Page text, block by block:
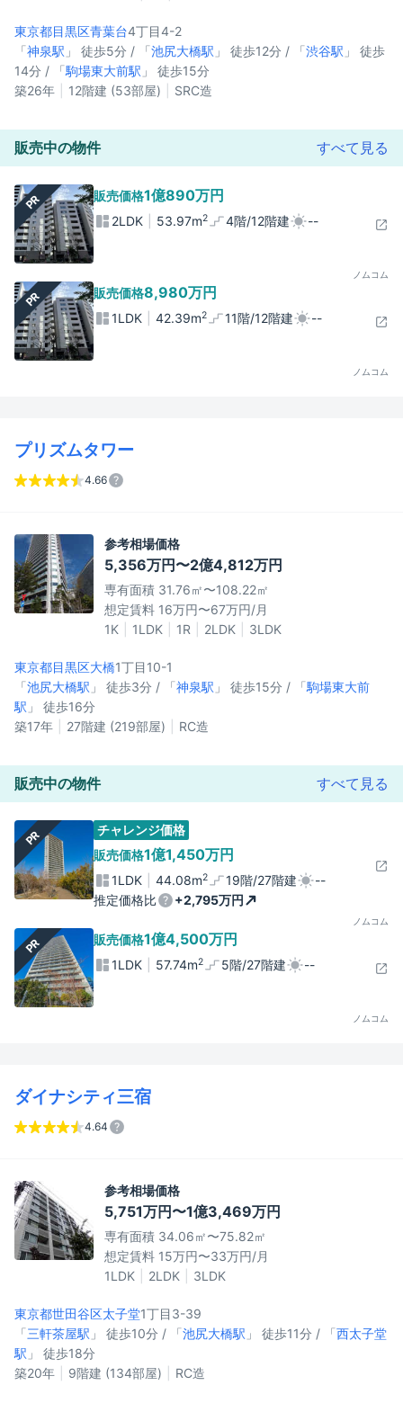
東京都目黒区青葉台4丁目4-2
「神泉駅 」 徒歩5分 / 「池尻大橋駅 」 徒歩12分 / 「渋谷駅 」 徒歩
14分 / 「駒場東大前駅 」 徒歩15分
築26年
12階建 (53部屋) SRC造
販売中の物件 すべて見る
PR 販売価格1億890万円
2LDK 53.97m2 4階/12階建 --
ノムコム
PR 販売価格8,980万円
1LDK 42.39m2 11階/12階建 --
ノムコム
プリズムタワー
4.66
参考相場価格
5,356万円〜2億4,812万円
専有面積 31.76㎡〜108.22㎡
想定賃料 16万円〜67万円/月
1K
1LDK 1R 2LDK 3LDK
東京都目黒区大橋1丁目10-1
「池尻大橋駅 」 徒歩3分 / 「神泉駅 」 徒歩15分 / 「駒場東大前
駅 」 徒歩16分
築17年
27階建 (219部屋) RC造
販売中の物件 すべて見る
PR
チャレンジ価格
販売価格1億1,450万円
1LDK 44.08m2 19階/27階建
--
推定価格比
+2,795万円
ノムコム
PR 販売価格1億4,500万円
1LDK 57.74m2 5階/27階建 --
ノムコム
ダイナシティ三宿
4.64
参考相場価格
5,751万円〜1億3,469万円
専有面積 34.06㎡〜75.82㎡
想定賃料 15万円〜33万円/月
1LDK
2LDK 3LDK
東京都世田谷区太子堂1丁目3-39
「三軒茶屋駅 」 徒歩10分 / 「池尻大橋駅 」 徒歩11分 / 「西太子堂
駅 」 徒歩18分
築20年
9階建 (134部屋) RC造